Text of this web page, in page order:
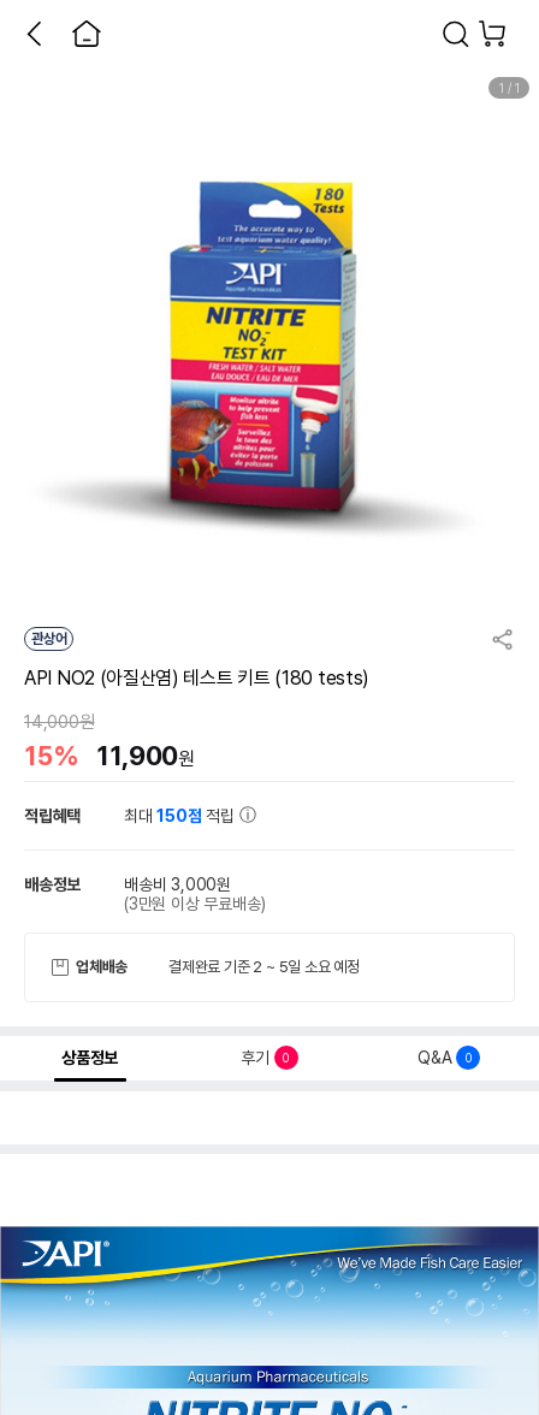
1 / 1
관상어
API NO2 (아질산염) 테스트 키트 (180 tests)
14,000원
15% 11,900원
적립혜택 최대150점 적립
배송정보
배송비 3,000원
(3만원 이상 무료배송)
업체배송 결제완료 기준 2 ~ 5일 소요 예정
상품정보 후기 0 Q&A 0